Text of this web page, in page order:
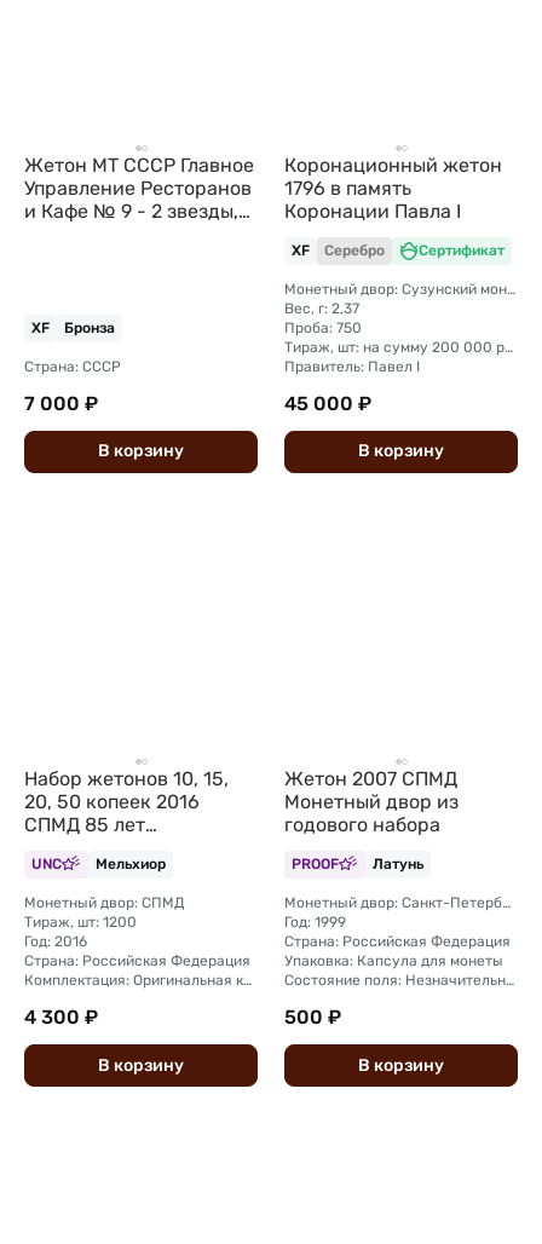
Жетон МТ СССР Главное
Управление Ресторанов
и Кафе № 9 - 2 звезды,
XF Бронза
Страна: СССР
7 000 ₽
В корзину
Коронационный жетон
1796 в память
Коронации Павла I
XF Серебро Сертификат
Монетный двор: Сузунский монетный двор (Сибирь)
Вес, г: 2,37
Проба: 750
Тираж, шт: на сумму 200 000 рублей (сумма 2 копейки + 1 копейка + деньга + полушка).
Правитель: Павел I
45 000 ₽
В корзину
Набор жетонов 10, 15,
20, 50 копеек 2016
СПМД 85 лет
Шпицберген UNC
Мельхиор
UNC Мельхиор
Монетный двор: СПМД
Тираж, шт: 1200
Год: 2016
Страна: Российская Федерация
Комплектация: Оригинальная комплект монетного двора (футляр, капсула)
4 300 ₽
В корзину
Жетон 2007 СПМД
Монетный двор из
годового набора
PROOF Латунь
Монетный двор: Санкт-Петербургский
Год: 1999
Страна: Российская Федерация
Упаковка: Капсула для монеты
Состояние поля: Незначительные следы неправильного хранения - несколько слабозаметных микроцарапинок на поле монеты.
500 ₽
В корзину